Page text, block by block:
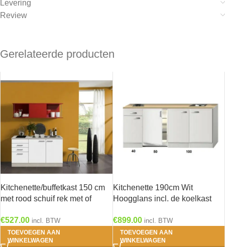
Levering
Review
Gerelateerde producten
Kitchenette/buffetkast 150 cm
met rood schuif rek met of
spoelbak KT156-9-365
€527.00 incl. BTW
TOEVOEGEN AAN
WINKELWAGEN
Kitchenette 190cm Wit
Hoogglans incl. de koelkast
€899.00 incl. BTW
TOEVOEGEN AAN
WINKELWAGEN